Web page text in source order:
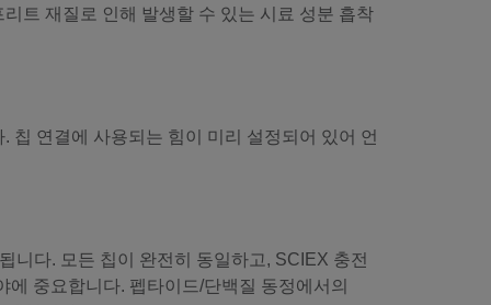
트 재질로 인해 발생할 수 있는 시료 성분 흡착
연결에 사용되는 힘이 미리 설정되어 있어 언
니다. 모든 칩이 완전히 동일하고, SCIEX 충전
중요합니다. 펩타이드/단백질 동정에서의